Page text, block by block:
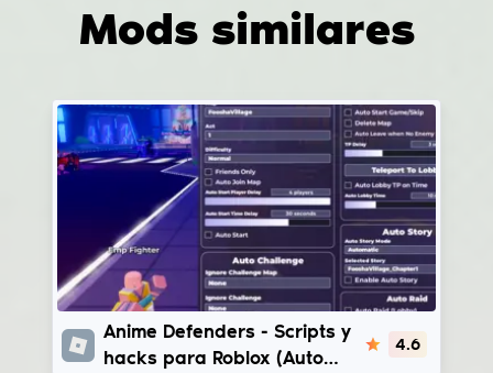
Mods similares
Anime Defenders
Anime Defenders - Scripts y
hacks para Roblox (Auto
4.6